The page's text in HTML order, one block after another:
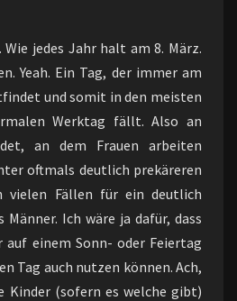
jedes Jahr halt am 8. März.
Yeah. Ein Tag, der immer am
und somit in den meisten
Werktag fällt. Also an
an dem Frauen arbeiten
oftmals deutlich prekäreren
vielen Fällen für ein deutlich
Ich wäre ja dafür, dass
auf einem Sonn- oder Feiertag
Tag auch nutzen können. Ach,
Kinder (sofern es welche gibt)